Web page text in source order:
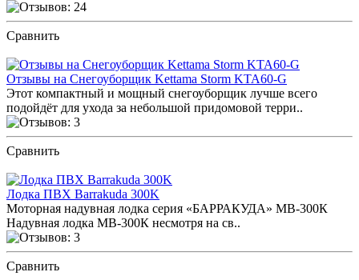
Сравнить
Отзывы на Снегоуборщик Kettama Storm KTA60-G
Этот компактный и мощный снегоуборщик лучше всего
подойдёт для ухода за небольшой придомовой терри..
Сравнить
Лодка ПВХ Barrakuda 300K
Моторная надувная лодка серия «БАРРАКУДА» МВ-300К
Надувная лодка МВ-300К несмотря на св..
Сравнить